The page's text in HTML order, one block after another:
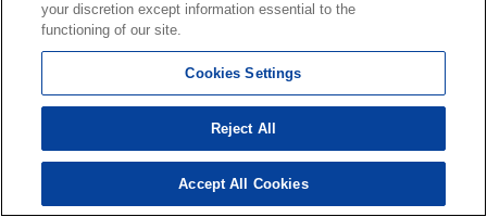
your discretion except information essential to the
functioning of our site.
Cookies Settings
Reject All
Accept All Cookies